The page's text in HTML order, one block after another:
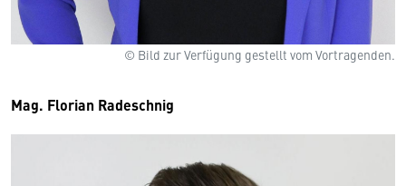
© Bild zur Verfügung gestellt vom Vortragenden.
Mag. Florian Radeschnig